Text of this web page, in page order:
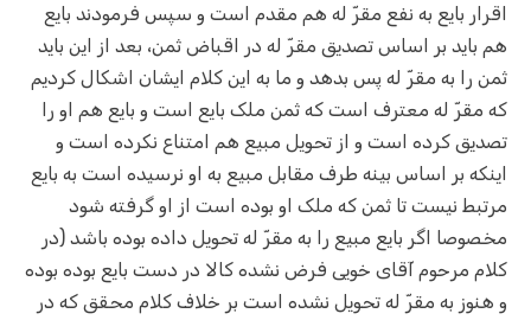
اقرار بایع به نفع مقرّ له هم مقدم است و سپس فرمودند بایع
هم باید بر اساس تصدیق مقرّ له در اقباض ثمن، بعد از این باید
ثمن را به مقرّ‌ له پس بدهد و ما به این کلام ایشان اشکال کردیم
که مقرّ له معترف است که ثمن ملک بایع است و بایع هم او را
تصدیق کرده است و از تحویل مبیع هم امتناع نکرده است و
اینکه بر اساس بینه طرف مقابل مبیع به او نرسیده است به بایع
مرتبط نیست تا ثمن که ملک او بوده است از او گرفته شود
مخصوصا اگر بایع مبیع را به مقرّ له تحویل داده بوده باشد (در
کلام مرحوم آقای خویی فرض نشده کالا در دست بایع بوده بوده
و هنوز به مقرّ له تحویل نشده است بر خلاف کلام محقق که در